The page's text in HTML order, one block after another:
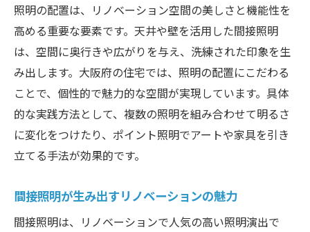
照明の配置は、リノベーション空間の美しさと機能性を
高める重要な要素です。天井や壁を活用した間接照明
は、空間に奥行きや広がりを与え、洗練された印象を生
み出します。大阪府の住宅では、照明の配置にこだわる
ことで、個性的で魅力的な空間が実現しています。具体
的な実践方法として、複数の照明を組み合わせて明るさ
に変化をつけたり、ポイント照明でアートや家具を引き
立てる手法が効果的です。
間接照明が生み出すリノベーションの魅力
間接照明は、リノベーションで人気の高い照明演出で